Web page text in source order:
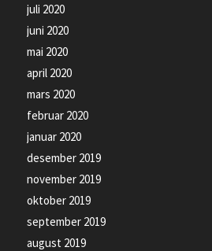
juli 2020
juni 2020
mai 2020
april 2020
mars 2020
februar 2020
januar 2020
desember 2019
november 2019
oktober 2019
september 2019
august 2019